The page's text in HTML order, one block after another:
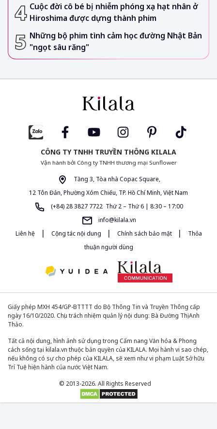
Cuộc đời cô bé bị nhiễm phóng xạ hạt nhân ở
Hiroshima được dựng thành phim
Những bộ phim tình cảm học đường Nhật Bản
"ngọt sâu răng"
CÔNG TY TNHH TRUYỀN THÔNG KILALA
Vận hành bởi Công ty TNHH thương mại Sunflower
Tầng 3, Tòa nhà Copac Square,
12 Tôn Đản, Phường Xóm Chiếu, TP. Hồ Chí Minh, Việt Nam
(+84) 28 3827 7722 Thứ 2 – Thứ 6 | 8:30 – 17:00
info@kilala.vn
Liên hệ
| Cộng tác nội dung | Chính sách bảo mật |
Thỏa
thuận người dùng
Giấy phép MXH 454/GP-BTTTT do Bộ Thông Tin và Truyền Thông cấp
ngày 16/10/2020. Chịu trách nhiệm quản lý nội dung: Bà Đường Thị Anh
Thảo.
Tất cả nội dung, hình ảnh sử dụng trong Cẩm nang Văn hóa & Phong
cách sống tại kilala.vn thuộc bản quyền của KILALA. Mọi hành vi sao chép,
nếu không có sự cho phép của KILALA, sẽ xem như vi phạm Luật Sở hữu
Trí Tuệ hiện hành của nước Việt Nam.
© 2013-2026. All Rights Reserved